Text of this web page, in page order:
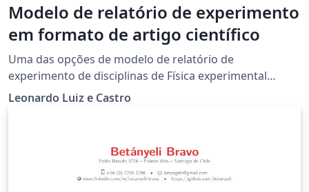
Modelo de relatório de experimento
em formato de artigo científico
Uma das opções de modelo de relatório de
experimento de disciplinas de Física experimental
ministradas pelo Prof. Leonardo Luiz e Castro. Este
Leonardo Luiz e Castro